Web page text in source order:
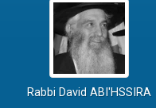
Rabbi David ABI'HSSIRA